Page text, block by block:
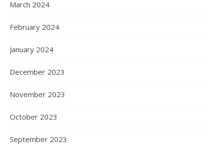
March 2024
February 2024
January 2024
December 2023
November 2023
October 2023
September 2023